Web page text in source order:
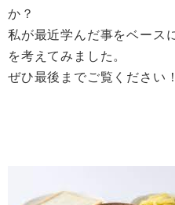
か？
私が最近学んだ事をベース
を考えてみました。
ぜひ最後までご覧ください！